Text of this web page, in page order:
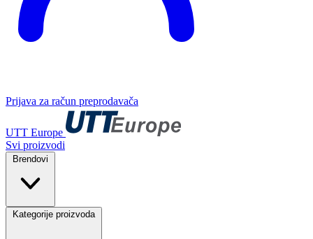
Prijava za račun preprodavača
UTT Europe
Svi proizvodi
Brendovi
Kategorije proizvoda